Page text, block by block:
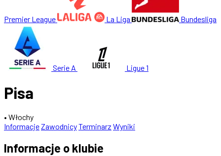
Premier League La Liga Bundesliga
Serie A Ligue 1
Pisa
• Włochy
InformacjeZawodnicyTerminarz Wyniki
Informacje o klubie